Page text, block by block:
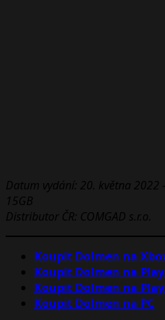
Datum vydání: 20. května 2022
15GB
Distributor ČR: COMGAD s.r.o.
Koupit Dolmen na
Koupit Dolmen na
Koupit Dolmen na
Koupit Dolmen na PC